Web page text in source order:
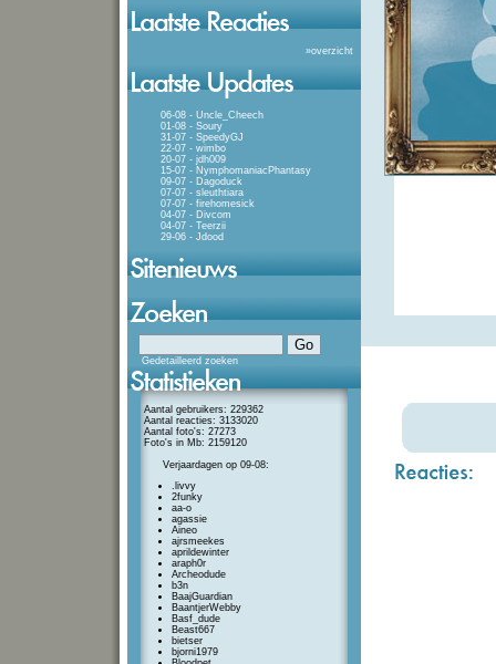
»overzicht
06-08 - Uncle_Cheech
01-08 - Soury
31-07 - SpeedyGJ
22-07 - wimbo
20-07 - jdh009
15-07 - NymphomaniacPhantasy
09-07 - Dagoduck
07-07 - sleuthtiara
07-07 - firehomesick
04-07 - Divcom
04-07 - Teerzii
29-06 - Jdood
Gedetailleerd zoeken
Aantal gebruikers: 229362
Aantal reacties: 3133020
Aantal foto's: 27273
Foto's in Mb: 2159120
Verjaardagen op 09-08:
.livvy
2funky
aa-o
agassie
Aineo
ajrsmeekes
aprildewinter
araph0r
Archeodude
b3n
BaajGuardian
BaantjerWebby
Basf_dude
Beast667
bietser
bjorni1979